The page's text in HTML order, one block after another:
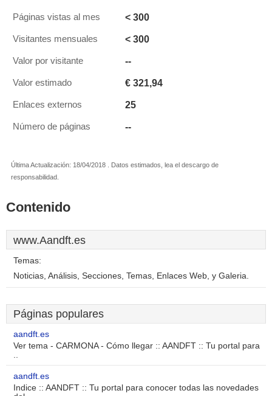
Páginas vistas al mes < 300
Visitantes mensuales < 300
Valor por visitante --
Valor estimado € 321,94
Enlaces externos 25
Número de páginas --
Última Actualización: 18/04/2018 . Datos estimados, lea el descargo de
responsabilidad.
Contenido
www.Aandft.es
Temas:
Noticias, Análisis, Secciones, Temas, Enlaces Web, y Galeria.
Páginas populares
aandft.es
Ver tema - CARMONA - Cómo llegar :: AANDFT :: Tu portal para
..
aandft.es
Indice :: AANDFT :: Tu portal para conocer todas las novedades